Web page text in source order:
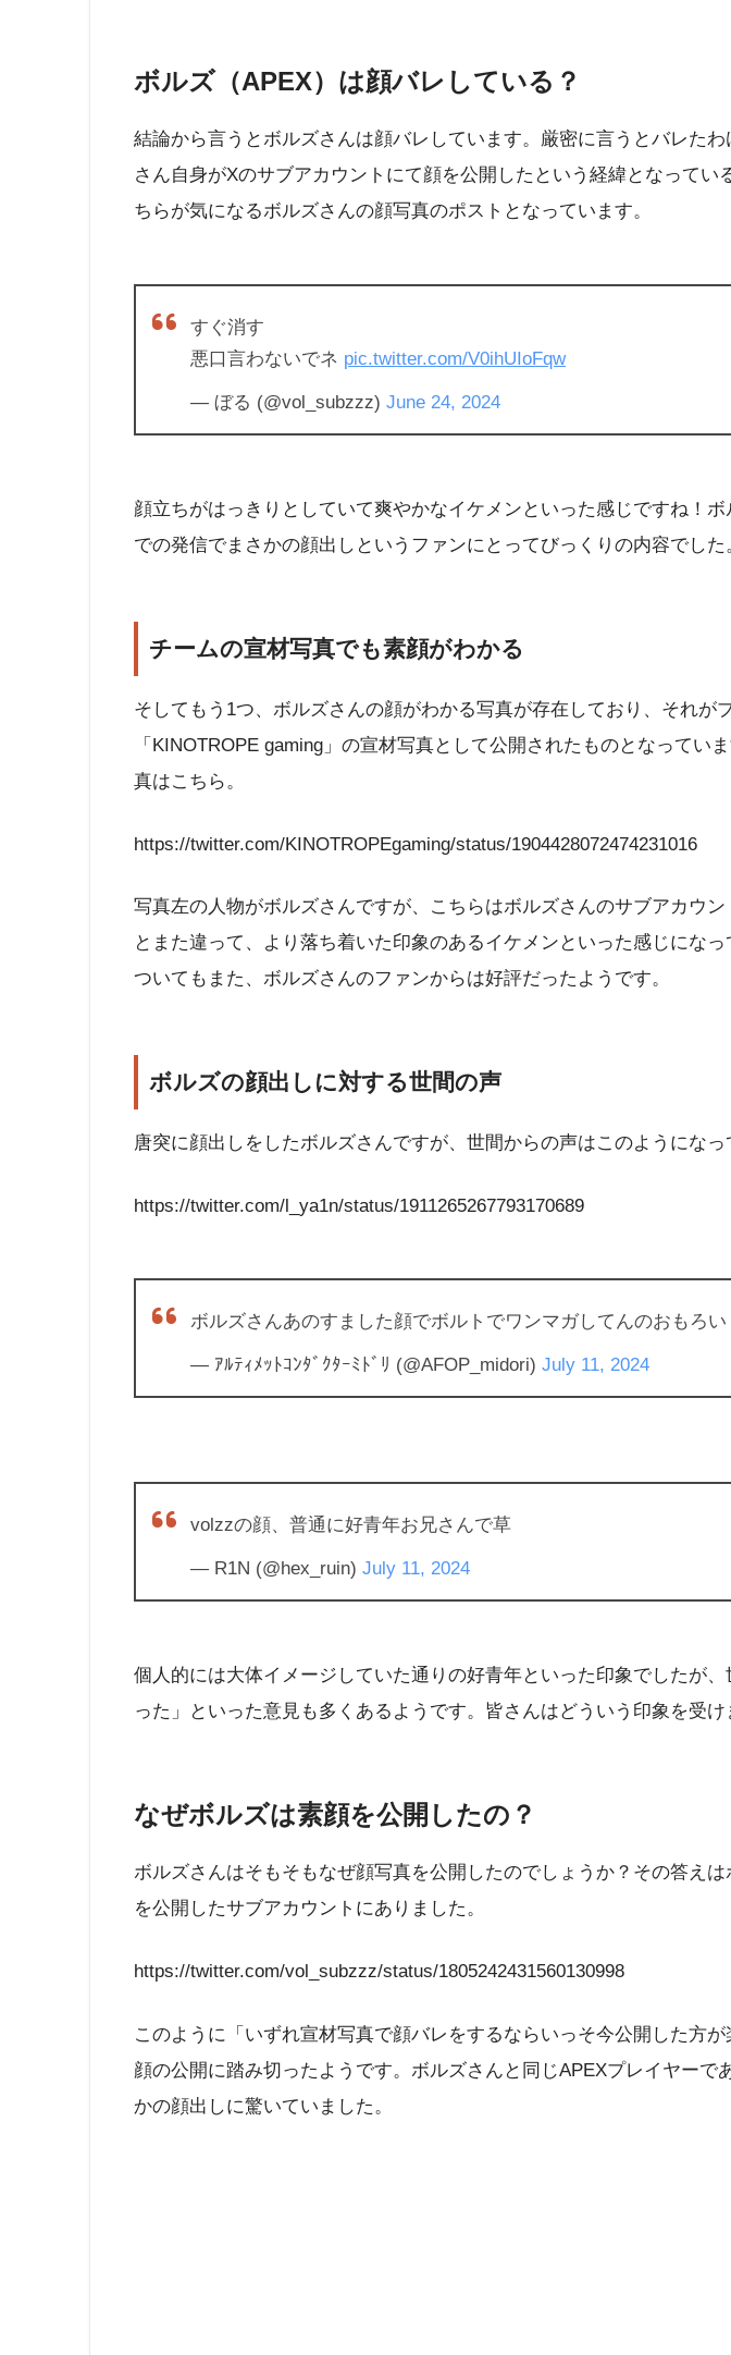
ボルズ（APEX）は顔バレしている？
結論から言うとボルズさんは顔バレしています。厳密に言うとバレた
さん自身がXのサブアカウントにて顔を公開したという経緯となってい
ちらが気になるボルズさんの顔写真のポストとなっています。
すぐ消す
悪口言わないでネ pic.twitter.com/V0ihUIoFqw
— ぼる (@vol_subzzz) June 24, 2024
顔立ちがはっきりとしていて爽やかなイケメンといった感じですね！
での発信でまさかの顔出しというファンにとってびっくりの内容でした
チームの宣材写真でも素顔がわかる
そしてもう1つ、ボルズさんの顔がわかる写真が存在しており、それが
「KINOTROPE gaming」の宣材写真として公開されたものとなってい
真はこちら。
https://twitter.com/KINOTROPEgaming/status/1904428072474231016
写真左の人物がボルズさんですが、こちらはボルズさんのサブアカウ
とまた違って、より落ち着いた印象のあるイケメンといった感じにな
ついてもまた、ボルズさんのファンからは好評だったようです。
ボルズの顔出しに対する世間の声
唐突に顔出しをしたボルズさんですが、世間からの声はこのようになっ
https://twitter.com/l_ya1n/status/1911265267793170689
ボルズさんあのすました顔でボルトでワンマガしてんのおもろい
— ｱﾙﾃｨﾒｯﾄｺﾝﾀﾞｸﾀｰﾐﾄﾞﾘ (@AFOP_midori) July 11, 2024
volzzの顔、普通に好青年お兄さんで草
— R1N (@hex_ruin) July 11, 2024
個人的には大体イメージしていた通りの好青年といった印象でしたが
った」といった意見も多くあるようです。皆さんはどういう印象を受け
なぜボルズは素顔を公開したの？
ボルズさんはそもそもなぜ顔写真を公開したのでしょうか？その答え
を公開したサブアカウントにありました。
https://twitter.com/vol_subzzz/status/1805242431560130998
このように「いずれ宣材写真で顔バレをするならいっそ今公開した方
顔の公開に踏み切ったようです。ボルズさんと同じAPEXプレイヤーで
かの顔出しに驚いていました。